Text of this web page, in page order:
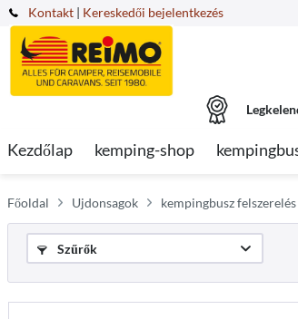
Kontakt | Kereskedői bejelentkezés
Kezdőlap kemping-shop
Főoldal Ujdonsagok kempingbusz felszerelés
Szűrők